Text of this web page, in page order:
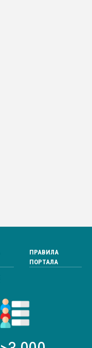
ПРАВИЛА
ПОРТАЛА